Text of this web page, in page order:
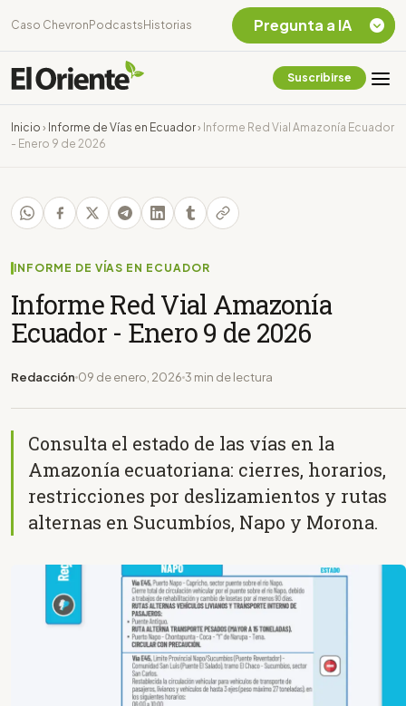
Caso Chevron Podcasts Historias
Suscribirse
Inicio › Informe de Vías en Ecuador› Informe Red Vial Amazonía Ecuador
- Enero 9 de 2026
INFORME DE VÍAS EN ECUADOR
Informe Red Vial Amazonía
Ecuador - Enero 9 de 2026
Redacción 09 de enero, 2026 3 min de lectura
Consulta el estado de las vías en la
Amazonía ecuatoriana: cierres, horarios,
restricciones por deslizamientos y rutas
alternas en Sucumbíos, Napo y Morona.
Pregunta a IA
Chevron Ecuador